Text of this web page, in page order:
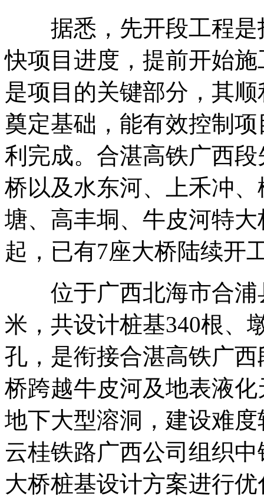
据悉，先开段工程是
快项目进度，提前开始
是项目的关键部分，其
奠定基础，能有效控制
利完成。合湛高铁广西
桥以及水东河、上禾冲
塘、高丰垌、牛皮河特
起，已有7座大桥陆续开
位于广西北海市合浦
米，共设计桩基340根、
孔，是衔接合湛高铁广
桥跨越牛皮河及地表液
地下大型溶洞，建设难
云桂铁路广西公司组织
大桥桩基设计方案进行